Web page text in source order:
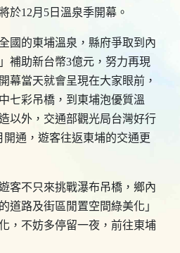
於12月5日溫泉季開幕。
國的東埔溫泉，縣府爭取到內
補助新台幣3億元，努力再現
幕當天就會呈現在大家眼前，
七彩吊橋，到東埔泡優質溫
以外，交通部觀光局台灣好行
開通，遊客往返東埔的交通更
客不只來挑戰瀑布吊橋，鄉內
道路及街區閒置空間綠美化｣
，不妨多停留一夜，前往東埔